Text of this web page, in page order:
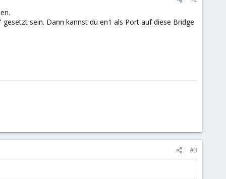
sein. Dann kannst du en1 als Port auf diese Bridge
#3